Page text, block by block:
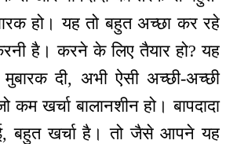
हो। यह तो बहुत अच्छा कर रहे
है। करने के लिए तैयार हो? यह
दी, अभी ऐसी अच्छी-अच्छी
कम खर्चा बालानशीन हो। बापदादा
बहुत खर्चा है। तो जैसे आपने यह